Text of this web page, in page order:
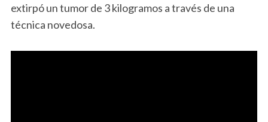
extirpó un tumor de 3 kilogramos a través de una
técnica novedosa.